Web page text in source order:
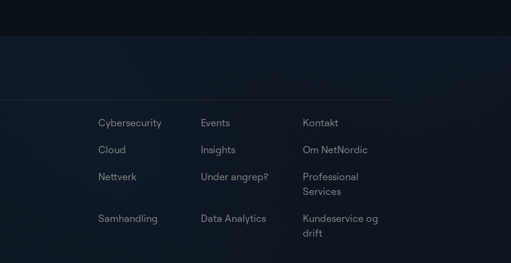
Cybersecurity Events Kontakt
Cloud Insights Om NetNordic
Nettverk Under angrep?
Professional
Services
Samhandling Data Analytics
Kundeservice og
drift